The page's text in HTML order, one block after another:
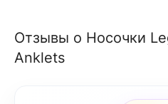
Отзывы о Носочки
Anklets